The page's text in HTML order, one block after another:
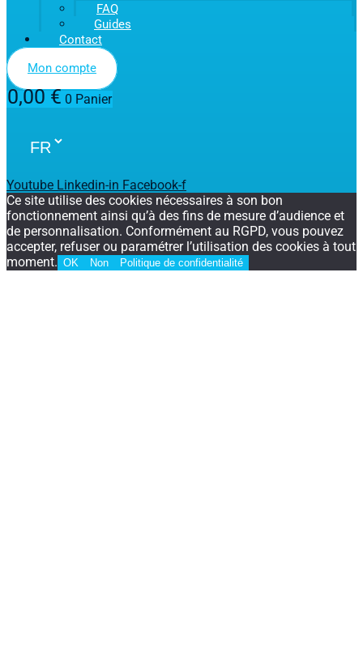
FAQ
Guides
Contact
Mon compte
0,00€ 0 Panier
Youtube Linkedin-in Facebook-f
Ce site utilise des cookies nécessaires à son bon
fonctionnement ainsi qu’à des fins de mesure d’audience et
de personnalisation. Conformément au RGPD, vous pouvez
accepter, refuser ou paramétrer l’utilisation des cookies à tout
moment. OK Non Politique de confidentialité